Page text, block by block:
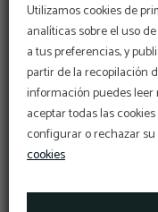
Utilizamos cookies de
analíticas sobre el uso
a tus preferencias, y
partir de la recopilación
información puedes leer
aceptar todas las
configurar o rechazar
cookies